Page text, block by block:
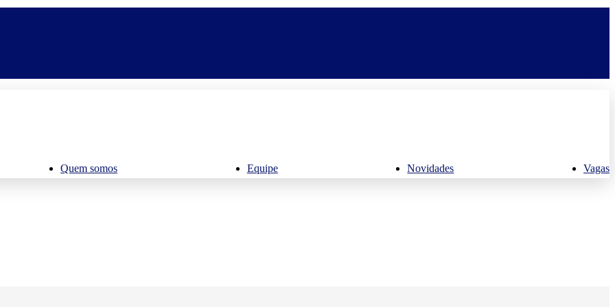
Quem somos Equipe Novidades Vagas